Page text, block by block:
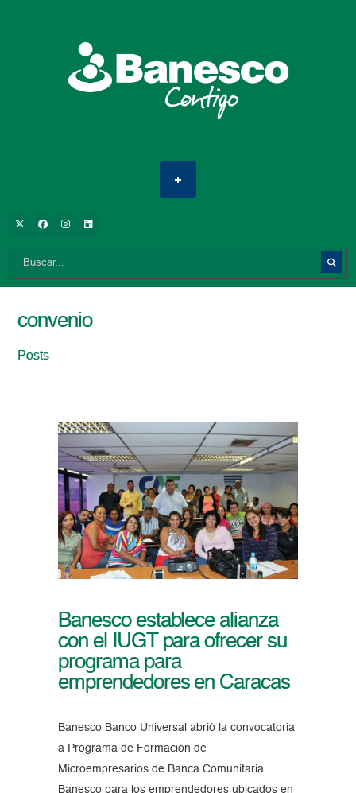
convenio
Posts
Banesco establece alianza
con el IUGT para ofrecer su
programa para
emprendedores en Caracas
Banesco Banco Universal abrió la convocatoria
a Programa de Formación de
Microempresarios de Banca Comunitaria
Banesco para los emprendedores ubicados en